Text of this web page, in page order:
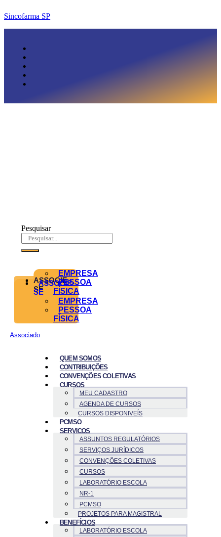
Sincofarma SP
Pesquisar
ASSOCIE-
SE
EMPRESA
PESSOA
FÍSICA
ASSOCIE-
SE
EMPRESA
PESSOA
FÍSICA
Associado
QUEM SOMOS
CONTRIBUIÇÕES
CONVENÇÕES COLETIVAS
CURSOS
MEU CADASTRO
AGENDA DE CURSOS
CURSOS DISPONIVEÍS
PCMSO
SERVICOS
ASSUNTOS REGULATÓRIOS
SERVIÇOS JURÍDICOS
CONVENÇÕES COLETIVAS
CURSOS
LABORATÓRIO ESCOLA
NR-1
PCMSO
PROJETOS PARA MAGISTRAL
BENEFÍCIOS
LABORATÓRIO ESCOLA